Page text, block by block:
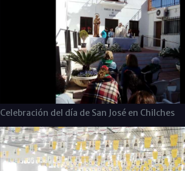
Celebración del día de San José en Chilches